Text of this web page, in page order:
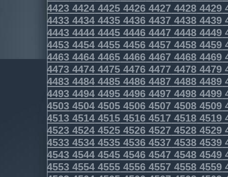
4423 4424 4425 4426 4427 4428 4429
4433 4434 4435 4436 4437 4438 4439
4443 4444 4445 4446 4447 4448 4449
4453 4454 4455 4456 4457 4458 4459
4463 4464 4465 4466 4467 4468 4469
4473 4474 4475 4476 4477 4478 4479
4483 4484 4485 4486 4487 4488 4489
4493 4494 4495 4496 4497 4498 4499
4503 4504 4505 4506 4507 4508 4509
4513 4514 4515 4516 4517 4518 4519
4523 4524 4525 4526 4527 4528 4529
4533 4534 4535 4536 4537 4538 4539
4543 4544 4545 4546 4547 4548 4549
4553 4554 4555 4556 4557 4558 4559